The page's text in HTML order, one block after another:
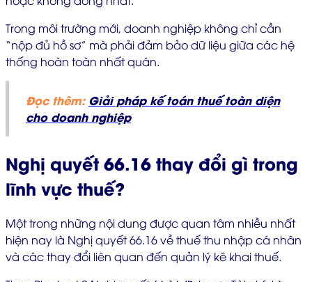
Trong môi trường mới, doanh nghiệp không chỉ cần
“nộp đủ hồ sơ” mà phải đảm bảo dữ liệu giữa các hệ
thống hoàn toàn nhất quán.
Đọc thêm: Giải pháp kế toán thuế toàn diện
cho doanh nghiệp
Nghị quyết 66.16 thay đổi gì trong
lĩnh vực thuế?
Một trong những nội dung được quan tâm nhiều nhất
hiện nay là Nghị quyết 66.16 về thuế thu nhập cá nhân
và các thay đổi liên quan đến quản lý kê khai thuế.